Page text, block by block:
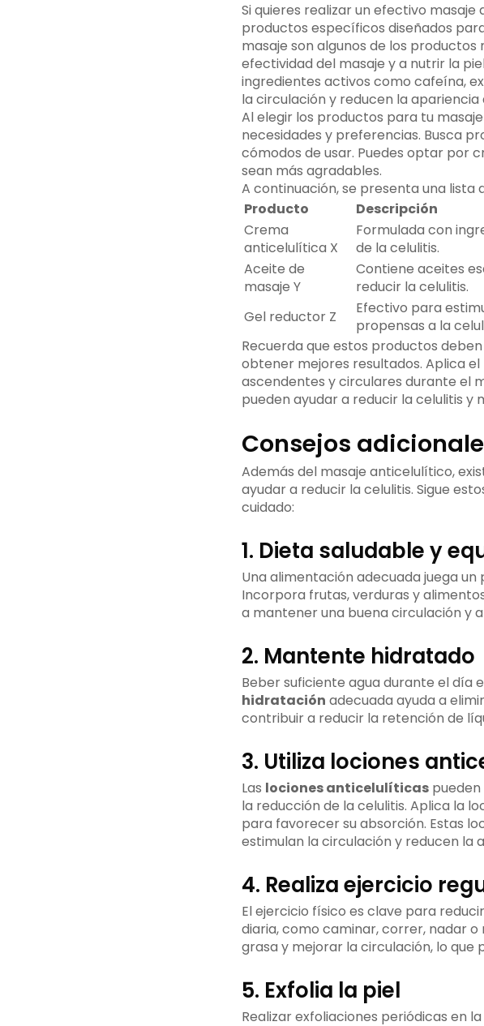
Si quieres realizar un efectivo
productos específicos diseñados
masaje son algunos de los
efectividad del masaje y a nutrir la
ingredientes activos como cafeína,
la circulación y reducen la apariencia
Al elegir los productos para tu
necesidades y preferencias. Busca
cómodos de usar. Puedes optar por
sean más agradables.
A continuación, se presenta una
Producto
Descripción
Crema
anticelulítica X
Formulada con
de la celulitis.
Aceite de
masaje Y
Contiene aceites
reducir la celulitis.
Gel reductor Z
Efectivo para
propensas a la
Recuerda que estos productos
obtener mejores resultados. Aplica
ascendentes y circulares durante el
pueden ayudar a reducir la celulitis y
Consejos
Además del masaje anticelulítico,
ayudar a reducir la celulitis. Sigue
cuidado:
1. Dieta saludable y
Una alimentación adecuada juega
Incorpora frutas, verduras y
a mantener una buena circulación y
2. Mantente hidratado
Beber suficiente agua durante el día
hidratación adecuada ayuda a
contribuir a reducir la retención de
3. Utiliza lociones
Las lociones anticelulíticaspueden
la reducción de la celulitis. Aplica la
para favorecer su absorción. Estas
estimulan la circulación y reducen la
4. Realiza ejercicio
El ejercicio físico es clave para
diaria, como caminar, correr, nadar
grasa y mejorar la circulación, lo que
5. Exfolia la piel
Realizar exfoliaciones periódicas en